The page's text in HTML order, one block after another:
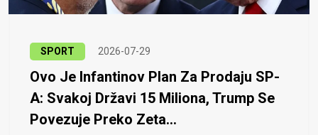
SPORT 2026-07-29
Ovo Je Infantinov Plan Za Prodaju SP-
A: Svakoj Državi 15 Miliona, Trump Se
Povezuje Preko Zeta...